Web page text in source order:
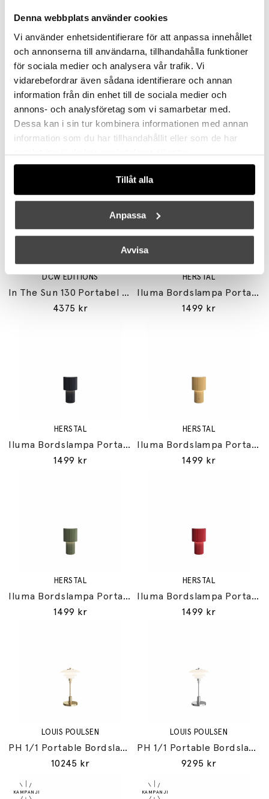
Denna webbplats använder cookies
Vi använder enhetsidentifierare för att anpassa innehållet
och annonserna till användarna, tillhandahålla funktioner
för sociala medier och analysera vår trafik. Vi
vidarebefordrar även sådana identifierare och annan
information från din enhet till de sociala medier och
annons- och analysföretag som vi samarbetar med.
Dessa kan i sin tur kombinera informationen med annan
information som du har tillhandahållit eller som de har
samlat in när du har använt deras tjänster.
Tillåt alla
Anpassa
Avvisa
DCW ÉDITIONS
In The Sun 130 Portabel Bordslampa Gold/Silver
4375 kr
DCW ÉDITIONS
4375 kr
DCW ÉDITIONS
In The Sun 130 Portabel Bordslampa Silver/Silver
4375 kr
HERSTAL
Iluma Bordslampa Portabel Silver
1499 kr
HERSTAL
Iluma Bordslampa Portabel Jet Black
1499 kr
HERSTAL
Iluma Bordslampa Portabel Guld
1499 kr
HERSTAL
Iluma Bordslampa Portabel Olivgrön
1499 kr
HERSTAL
Iluma Bordslampa Portabel Röd
1499 kr
LOUIS POULSEN
PH 1/1 Portable Bordslampa Brass Metallised
10245 kr
LOUIS POULSEN
PH 1/1 Portable Bordslampa High Lustre Chrome Plated
9295 kr